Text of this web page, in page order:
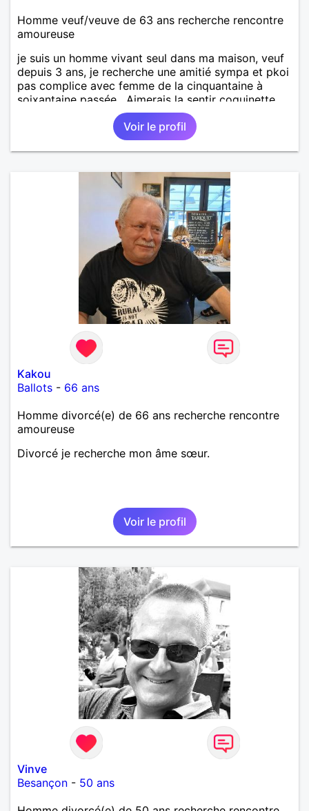
Homme veuf/veuve de 63 ans recherche rencontre
amoureuse
je suis un homme vivant seul dans ma maison, veuf
depuis 3 ans, je recherche une amitié sympa et pkoi
pas complice avec femme de la cinquantaine à
soixantaine passée . Aimerais la sentir coquinette,
pour se faire des bisous et qui sait se découvrir
Voir le profil
Kakou
Ballots - 66 ans
Homme divorcé(e) de 66 ans recherche rencontre
amoureuse
Divorcé je recherche mon âme sœur.
Voir le profil
Vinve
Besançon - 50 ans